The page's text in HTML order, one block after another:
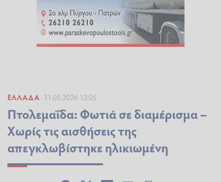
ΕΛΛΆΔΑ 31.05.2026 12:05
Πτολεμαΐδα: Φωτιά σε διαμέρισμα –
Χωρίς τις αισθήσεις της
απεγκλωβίστηκε ηλικιωμένη